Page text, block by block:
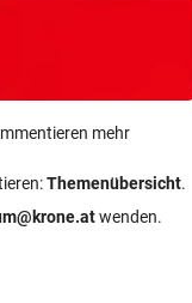
mehr
Themenübersicht.
wenden.